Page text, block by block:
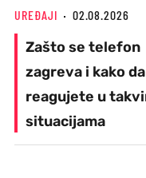
UREĐAJI 02.08.2026
Zašto se telefon
zagreva i kako da
reagujete u
situacijama